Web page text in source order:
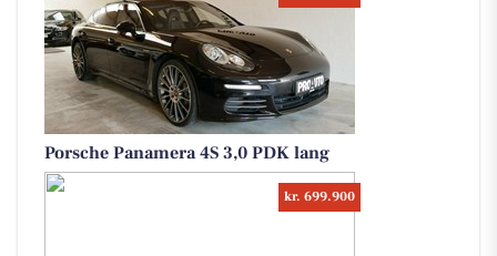
Porsche Panamera 4S 3,0 PDK lang
kr. 699.900